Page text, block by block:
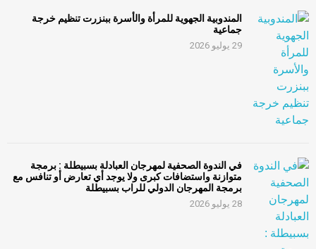
المندوبية الجهوية للمرأة والأسرة ببنزرت تنظيم خرجة
جماعية
29 يوليو 2026
في الندوة الصحفية لمهرجان العبادلة بسبيطلة : برمجة
متوازنة واستضافات كبرى ولا يوجد أي تعارض أو تنافس مع
برمجة المهرجان الدولي للراب بسبيطلة
28 يوليو 2026